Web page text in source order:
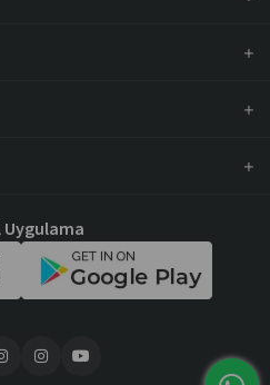
Uygulama